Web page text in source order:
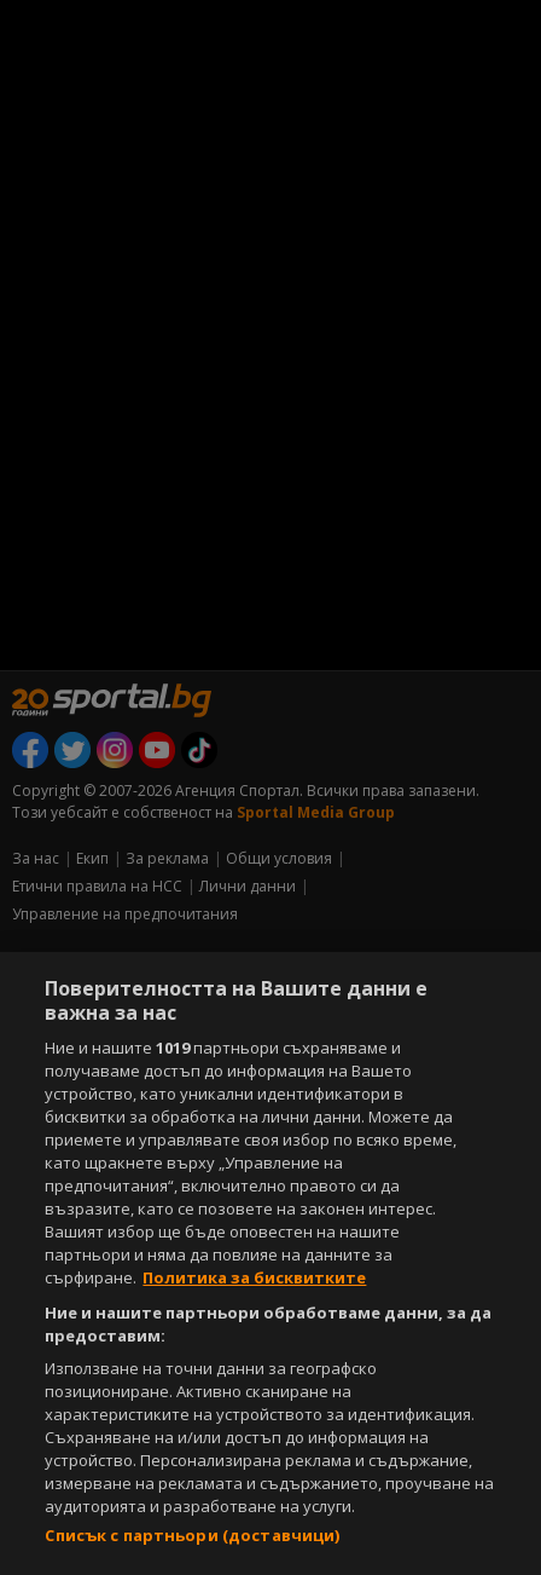
Copyright © 2007-2026 Агенция Спортал. Всички права запазени.
Този уебсайт е собственост на Sportal Media Group
За нас Екип За рекламa
Общи условия
Етични правила на НСС
Лични данни
Управление на предпочитания
под закрила на Закона за авторското право и сродните му права.
Всички статии, репортажи, интервюта и други текстови, графични и
видео материали, публикувани в сайта, са собственост на Агенция
Спортал, освен ако изрично е посочено друго. Допуска се
публикуване на текстови материали само след писмено съгласие на
Агенция Спортал, посочване на източника и добавяне на линк към
www.sportal.bg. Използването на графични и видео материали,
публикувани в сайта, е строго забранено. Нарушителите ще бъдат
санкционирани с цялата строгост на закона.
Свали БЕЗПЛАТНОТО приложение за:
Android
Powered by:
Поверителността на Вашите данни е
важна за нас
Ние и нашите1019партньори съхраняваме и
получаваме достъп до информация на Вашето
устройство, като уникални идентификатори в
бисквитки за обработка на лични данни. Можете да
приемете и управлявате своя избор по всяко време,
като щракнете върху „Управление на
предпочитания“, включително правото си да
възразите, като се позовете на законен интерес.
Вашият избор ще бъде оповестен на нашите
партньори и няма да повлияе на данните за
сърфиране. Политика за бисквитките
Ние и нашите партньори обработваме данни, за да
предоставим:
Използване на точни данни за географско
позициониране. Активно сканиране на
характеристиките на устройството за идентификация.
Съхраняване на и/или достъп до информация на
устройство. Персонализирана реклама и съдържание,
измерване на рекламата и съдържанието, проучване на
аудиторията и разработване на услуги.
Списък с партньори (доставчици)